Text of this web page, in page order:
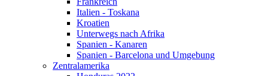
Italien - Toskana
Kroatien
Unterwegs nach Afrika
Spanien - Kanaren
Spanien - Barcelona und Umgebung
Zentralamerika